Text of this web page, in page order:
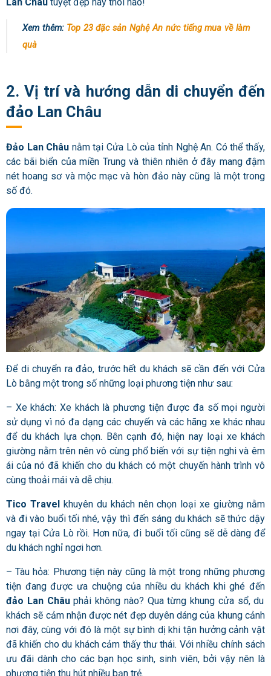
Xem thêm: Top 23 đặc sản Nghệ An nức tiếng mua về làm
quà
2. Vị trí và hướng dẫn di chuyển đến
đảo Lan Châu
Đảo Lan Châu nằm tại Cửa Lò của tỉnh Nghệ An. Có thể thấy,
các bãi biển của miền Trung và thiên nhiên ở đây mang đậm
nét hoang sơ và mộc mạc và hòn đảo này cũng là một trong
số đó.
Để di chuyển ra đảo, trước hết du khách sẽ cần đến với Cửa
Lò bằng một trong số những loại phương tiện như sau:
– Xe khách: Xe khách là phương tiện được đa số mọi người
sử dụng vì nó đa dạng các chuyến và các hãng xe khác nhau
để du khách lựa chọn. Bên cạnh đó, hiện nay loại xe khách
giường nằm trên nên vô cùng phổ biến với sự tiện nghi và êm
ái của nó đã khiến cho du khách có một chuyến hành trình vô
cùng thoải mái và dễ chịu.
Tico Travel khuyên du khách nên chọn loại xe giường nằm
và đi vào buổi tối nhé, vậy thì đến sáng du khách sẽ thức dậy
ngay tại Cửa Lò rồi. Hơn nữa, đi buổi tối cũng sẽ dễ dàng để
du khách nghỉ ngơi hơn.
– Tàu hỏa: Phương tiện này cũng là một trong những phương
tiện đang được ưa chuộng của nhiều du khách khi ghé đến
đảo Lan Châuphải không nào? Qua từng khung cửa sổ, du
khách sẽ cảm nhận được nét đẹp duyên dáng của khung cảnh
nơi đây, cùng với đó là một sự bình dị khi tận hưởng cảnh vật
đã khiến cho du khách cảm thấy thư thái. Với nhiều chính sách
ưu đãi dành cho các bạn học sinh, sinh viên, bởi vậy nên là
phương tiện thu hút nhiều bạn trẻ.